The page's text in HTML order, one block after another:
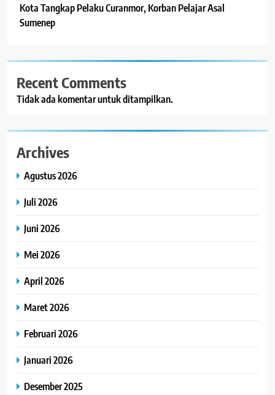
Kota Tangkap Pelaku Curanmor, Korban Pelajar Asal
Sumenep
Recent Comments
Tidak ada komentar untuk ditampilkan.
Archives
Agustus 2026
Juli 2026
Juni 2026
Mei 2026
April 2026
Maret 2026
Februari 2026
Januari 2026
Desember 2025